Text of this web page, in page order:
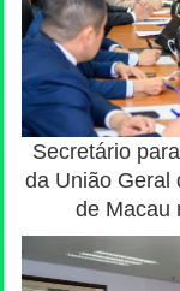
Secretário
da União Geral
de Macau